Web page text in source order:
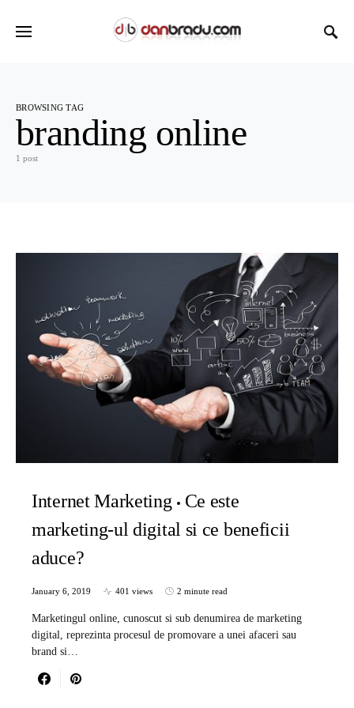
BROWSING TAG
branding online
1 post
Internet Marketing
Ce este
marketing-ul digital si ce beneficii
aduce?
January 6, 2019 401 views 2 minute read
Marketingul online, cunoscut si sub denumirea de marketing
digital, reprezinta procesul de promovare a unei afaceri sau
brand si…